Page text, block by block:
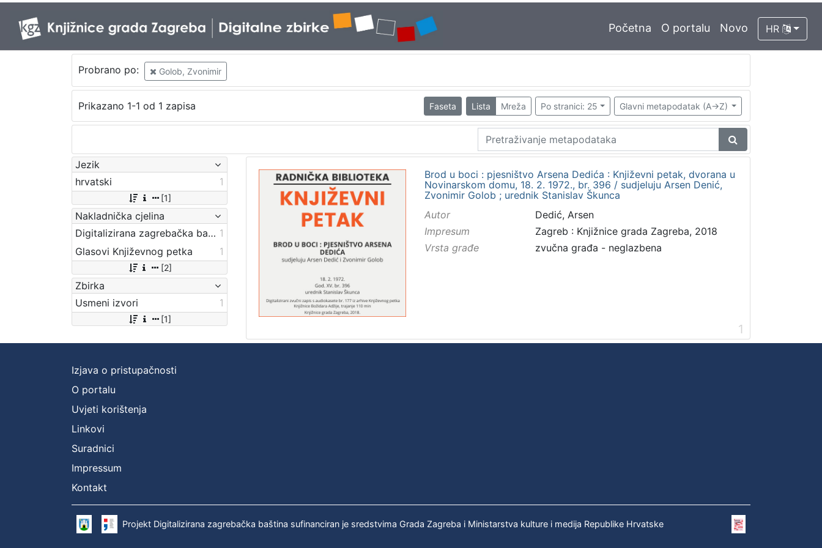
Početna O portalu Novo HR
Probrano po: Golob, Zvonimir
Prikazano 1-1 od 1 zapisa Faseta Lista Mreža Po stranici: 25 Glavni metapodatak (A->Z)
Jezik
hrvatski
1
[1]
Nakladnička cjelina
Digitalizirana zagrebačka baština 1
Glasovi Književnog petka
1
[2]
Zbirka
Usmeni izvori
1
[1]
Brod u boci : pjesništvo Arsena Dedića : Književni petak, dvorana u
Novinarskom domu, 18. 2. 1972., br. 396 / sudjeluju Arsen Denić,
Zvonimir Golob ; urednik Stanislav Škunca
Autor
Dedić, Arsen
Impresum
Zagreb : Knjižnice grada Zagreba, 2018
Vrsta građe
zvučna građa - neglazbena
1
Izjava o pristupačnosti
O portalu
Uvjeti korištenja
Linkovi
Suradnici
Impressum
Kontakt
Projekt Digitalizirana zagrebačka baština sufinanciran je sredstvima Grada Zagreba i Ministarstva kulture i medija Republike Hrvatske